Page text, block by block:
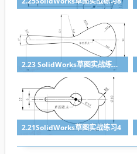
2.23 SolidWorks草图实战练习6
2.21SolidWorks草图实战练习4